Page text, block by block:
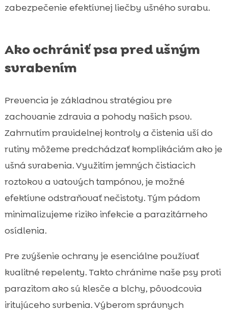
zabezpečenie efektívnej liečby ušného svrabu.
Ako ochrániť psa pred ušným
svrabením
Prevencia je základnou stratégiou pre
zachovanie zdravia a pohody našich psov.
Zahrnutím pravidelnej kontroly a čistenia uší do
rutiny môžeme predchádzať komplikáciám ako je
ušná svrabenia. Využitím jemných čistiacich
roztokov a vatových tampónov, je možné
efektívne odstraňovať nečistoty. Tým pádom
minimalizujeme riziko infekcie a parazitárneho
osídlenia.
Pre zvýšenie ochrany je esenciálne používať
kvalitné repelenty. Takto chránime naše psy proti
parazitom ako sú klesče a blchy, pôvodcovia
iritujúceho svrbenia. Výberom správnych